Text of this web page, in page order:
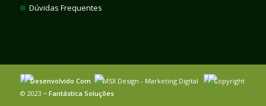
Dúvidas Frequentes
Desenvolvido Com MSX Design - Marketing Digital
Copyright
© 2023 ~ Fantástica Soluções